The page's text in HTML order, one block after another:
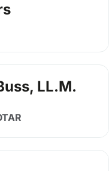
LL.M.